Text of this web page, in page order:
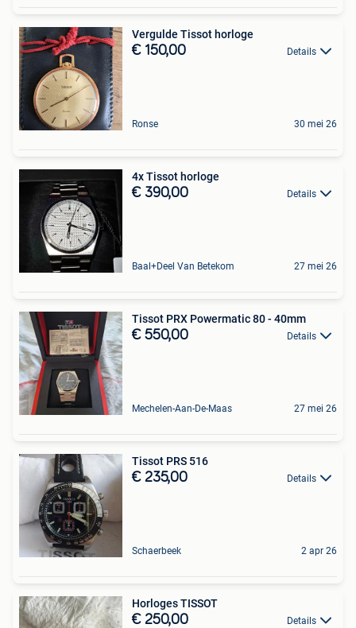
Vergulde Tissot horloge
€ 150,00 Details
Ronse 30 mei 26
4x Tissot horloge
€ 390,00 Details
Baal+Deel Van Betekom 27 mei 26
Tissot PRX Powermatic 80 - 40mm
€ 550,00 Details
Mechelen-Aan-De-Maas 27 mei 26
Tissot PRS 516
€ 235,00 Details
Schaerbeek 2 apr 26
Horloges TISSOT
€ 250,00 Details